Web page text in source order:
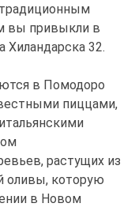
вы привыкли в
Хиландарска 32.
в Помодоро
пиццами,
растущих из
оливы, которую
в Новом